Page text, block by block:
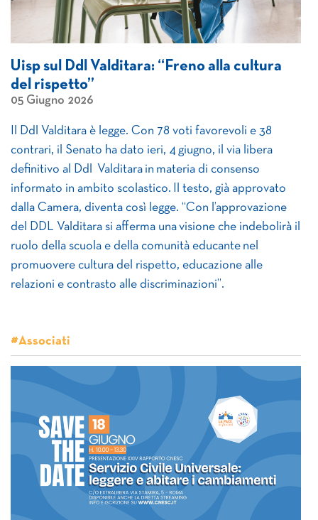
Uisp sul Ddl Valditara: “Freno alla cultura
del rispetto”
05 Giugno 2026
Il Ddl Valditara è legge. Con 78 voti favorevoli e 38
contrari, il Senato ha dato ieri, 4 giugno, il via libera
definitivo al Ddl Valditara in materia di consenso
informato in ambito scolastico. Il testo, già approvato
dalla Camera, diventa così legge. “Con l’approvazione
del DDL Valditara si afferma una visione che indebolirà il
ruolo della scuola e della comunità educante nel
promuovere cultura del rispetto, educazione alle
relazioni e contrasto alle discriminazioni”.
#Associati